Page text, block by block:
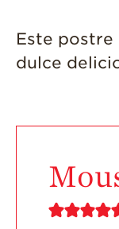
Este postre
dulce